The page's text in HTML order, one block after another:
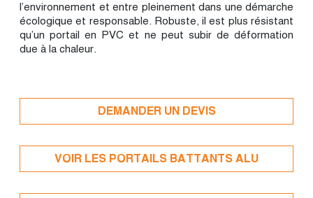
l’environnement et entre pleinement dans une démarche
écologique et responsable. Robuste, il est plus résistant
qu’un portail en PVC et ne peut subir de déformation
due à la chaleur.
DEMANDER UN DEVIS
VOIR LES PORTAILS BATTANTS ALU